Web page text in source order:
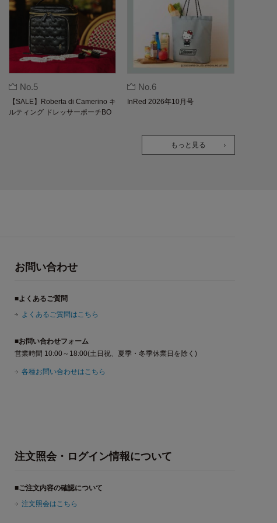
No.5
【SALE】Roberta di Camerino キ
ルティング ドレッサーポーチBO
No.6
InRed 2026年10月号
もっと見る
お問い合わせ
■よくあるご質問
よくあるご質問はこちら
■お問い合わせフォーム
営業時間 10:00～18:00(土日祝、夏季・冬季休業日を除く)
各種お問い合わせはこちら
注文照会・ログイン情報について
■ご注文内容の確認について
注文照会はこちら